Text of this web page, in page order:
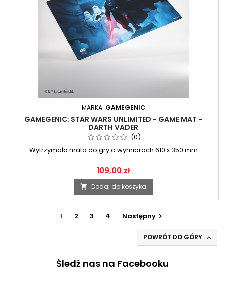
MARKA: GAMEGENIC
GAMEGENIC: STAR WARS UNLIMITED - GAME MAT -
DARTH VADER
(0)
Wytrzymała mata do gry o wymiarach 610 x 350 mm
109,00 zł
 Dodaj do koszyka
1 2 3 4 Następny 
POWRÓT DO GÓRY 
Śledź nas na Facebooku